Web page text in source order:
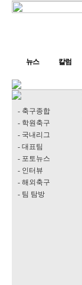
뉴스 칼럼
- 축구종합
- 학원축구
- 국내리그
- 대표팀
- 포토뉴스
- 인터뷰
- 해외축구
- 팀 탐방